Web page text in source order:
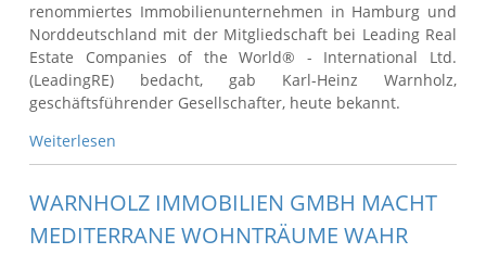
renommiertes Immobilienunternehmen in Hamburg und
Norddeutschland mit der Mitgliedschaft bei Leading Real
Estate Companies of the World® - International Ltd.
(LeadingRE) bedacht, gab Karl-Heinz Warnholz,
geschäftsführender Gesellschafter, heute bekannt.
Weiterlesen
WARNHOLZ IMMOBILIEN GMBH MACHT
MEDITERRANE WOHNTRÄUME WAHR